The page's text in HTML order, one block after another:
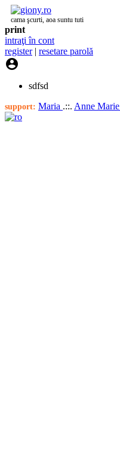
cama şcurti, aoa suntu tuti
print
intraţi în cont
register| resetare parolă

sdfsd
support: Maria .::. Anne Marie